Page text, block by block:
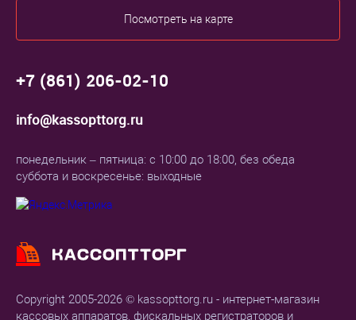
Copyright 2005-2026 © kassopttorg.ru - интернет-магазин
кассовых аппаратов, фискальных регистраторов и
Посмотреть на карте
+7 (861) 206-02-10
info@kassopttorg.ru
понедельник – пятница: с 10:00 до 18:00, без обеда
суббота и воскресенье: выходные